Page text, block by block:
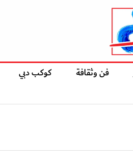
فن وثقافة كوكب دبي